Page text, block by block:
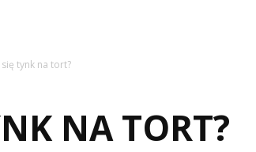
tynk na tort?
NA TORT?